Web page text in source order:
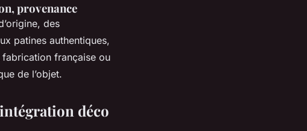
provenance
des
patines authentiques,
française ou
de l’objet.
déco